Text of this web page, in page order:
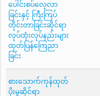
ပေါင်းစပ်လေ့လာ
ခြင်းနှင့် ကြီးကြပ်
တိုင်းတာခြင်းဆိုင်ရာ
လုပ်ထုံးလုပ်နည်းများ
ထုတ်ပြန်ကြေညာ
ခြင်း
စားသောက်ကုန်ထုတ်
ပိုးမှုဆိုင်ရာ